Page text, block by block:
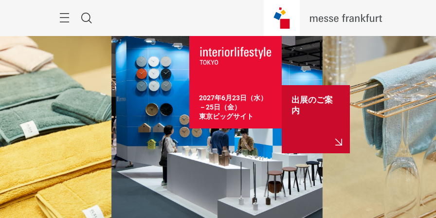
Search
2027年6月23日（水）
－25日（金）
東京ビッグサイト
出展のご案
内